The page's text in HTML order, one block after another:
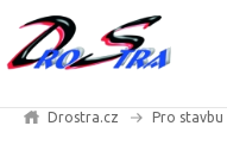
Drostra.cz Pro stavbu